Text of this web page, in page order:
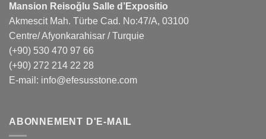
Mansion Reisoğlu Salle d’Expositio
Akmescit Mah. Türbe Cad. No:47/A, 03100
Centre/ Afyonkarahisar / Turquie
(+90) 530 470 97 66
(+90) 272 214 22 28
E-mail: info@efesusstone.com
ABONNEMENT D'E-MAIL